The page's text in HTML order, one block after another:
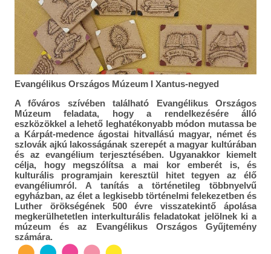
Evangélikus Országos Múzeum I Xantus-negyed
A főváros szívében található Evangélikus Országos
Múzeum feladata, hogy a rendelkezésére álló
eszközökkel a lehető leghatékonyabb módon mutassa be
a Kárpát-medence ágostai hitvallású magyar, német és
szlovák ajkú lakosságának szerepét a magyar kultúrában
és az evangélium terjesztésében. Ugyanakkor kiemelt
célja, hogy megszólítsa a mai kor emberét is, és
kulturális programjain keresztül hitet tegyen az élő
evangéliumról. A tanítás a történetileg többnyelvű
egyházban, az élet a legkisebb történelmi felekezetben és
Luther örökségének 500 évre visszatekintő ápolása
megkerülhetetlen interkulturális feladatokat jelölnek ki a
múzeum és az Evangélikus Országos Gyűjtemény
számára.